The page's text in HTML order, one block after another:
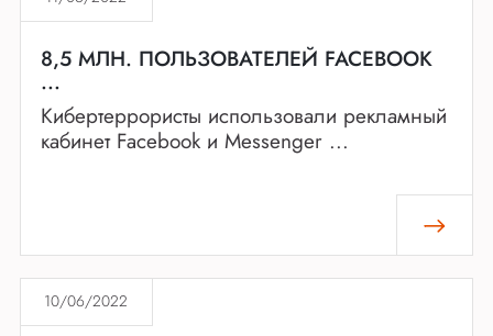
8,5 МЛН. ПОЛЬЗОВАТЕЛЕЙ FACEBOOK
...
Кибертеррористы использовали рекламный
кабинет Facebook и Messenger ...
10/06/2022